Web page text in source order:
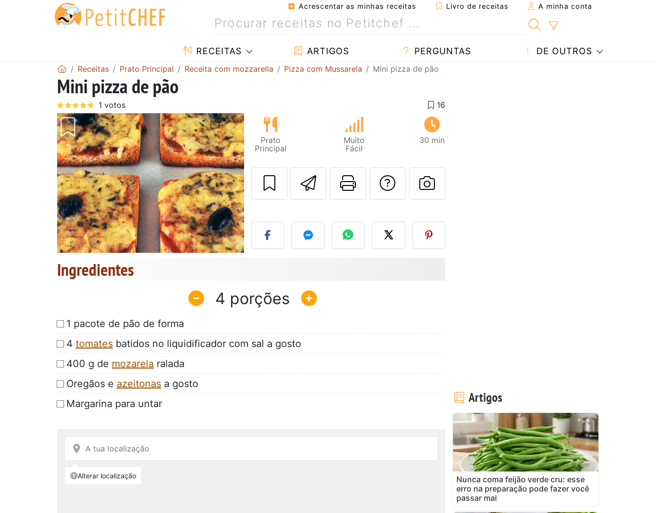
Acrescentar as minhas receitas Livro de receitas A minha conta
RECEITAS ARTIGOS PERGUNTAS DE OUTROS
Receitas Prato Principal Receita com mozzarella Pizza com Mussarela Mini pizza de pão
Mini pizza de pão
Prato
Principal
Muito
Fácil
30 min
Enviar esta receita a um amigo
Imprima esta página
Falar com o autor da receita
Fez esta receita? Compartilhe
Ingredientes
4
1 pacote de pão de forma
4 tomates batidos no liquidificador com sal a gosto
400 g de mozarela ralada
Oregãos e azeitonas a gosto
Margarina para untar
Artigos
Nunca coma feijão verde cru: esse
erro na preparação pode fazer você
passar mal